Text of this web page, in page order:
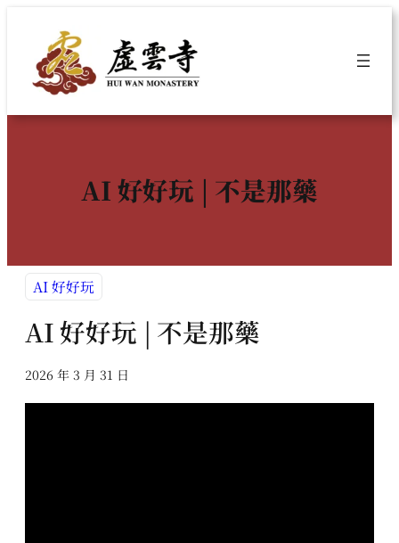
內
AI 好好玩 | 不是那藥
AI 好好玩
AI 好好玩 | 不是那藥
2026 年 3 月 31 日